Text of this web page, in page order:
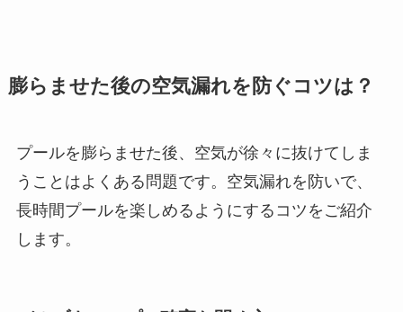
膨らませた後の空気漏れを防ぐコツは？
プールを膨らませた後、空気が徐々に抜けてしま
うことはよくある問題です。空気漏れを防いで、
長時間プールを楽しめるようにするコツをご紹介
します。